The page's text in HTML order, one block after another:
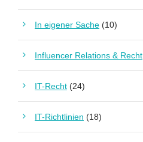
In eigener Sache (10)
Influencer Relations & Recht
IT-Recht (24)
IT-Richtlinien (18)